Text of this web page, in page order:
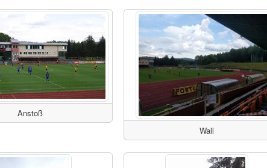
Anstoß
Wall